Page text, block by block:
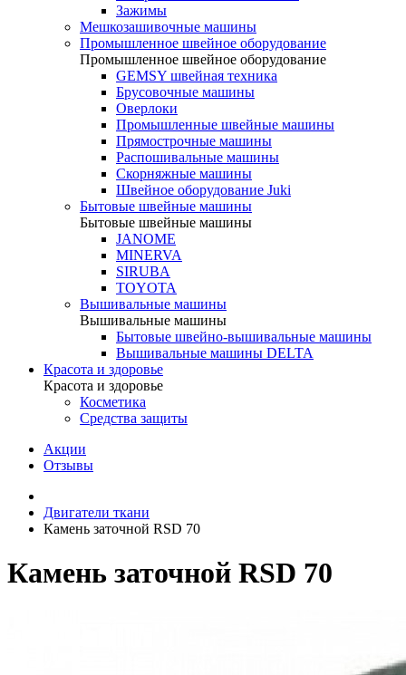
Зажимы
Мешкозашивочные машины
Промышленное швейное оборудование
Промышленное швейное оборудование
GEMSY швейная техника
Брусовочные машины
Оверлоки
Промышленные швейные машины
Прямострочные машины
Распошивальные машины
Скорняжные машины
Швейное оборудование Juki
Бытовые швейные машины
Бытовые швейные машины
JANOME
MINERVA
SIRUBA
TOYOTA
Вышивальные машины
Вышивальные машины
Бытовые швейно-вышивальные машины
Вышивальные машины DELTA
Красота и здоровье
Красота и здоровье
Косметика
Средства защиты
Акции
Отзывы
Двигатели ткани
Камень заточной RSD 70
Камень заточной RSD 70